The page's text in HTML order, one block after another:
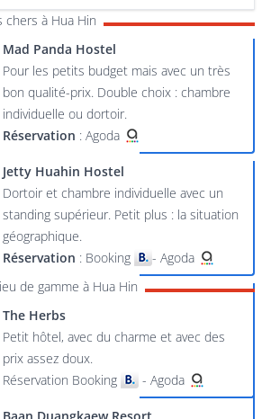
chers à Hua Hin
Mad Panda Hostel
Pour les petits budget mais avec un très
bon qualité-prix. Double choix : chambre
individuelle ou dortoir.
Réservation : Agoda
Jetty Huahin Hostel
Dortoir et chambre individuelle avec un
standing supérieur. Petit plus : la situation
géographique.
Réservation : Booking - Agoda
de gamme à Hua Hin
The Herbs
Petit hôtel, avec du charme et avec des
prix assez doux.
Réservation Booking - Agoda
Baan Duangkaew Resort